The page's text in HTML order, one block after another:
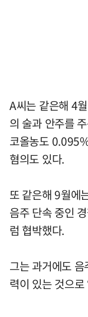
A씨는 같은해 4
의 술과 안주를
코올농도
혐의도 있다.
또 같은해 9월에
음주 단속 중인
럼 협박했다.
그는 과거에도
력이 있는 것으로